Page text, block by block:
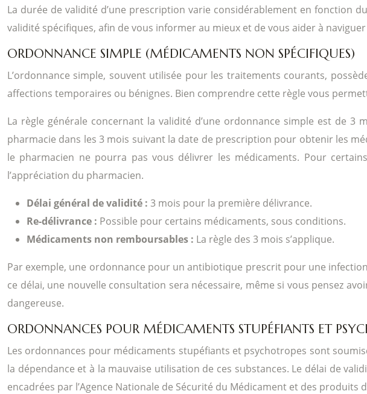
La durée de validité d’une prescription varie considérablement en fonction
validité spécifiques, afin de vous informer au mieux et de vous aider à
ORDONNANCE SIMPLE (MÉDICAMENTS NON SPÉCIFIQUES)
L’ordonnance simple, souvent utilisée pour les traitements courants,
affections temporaires ou bénignes. Bien comprendre cette règle vous
La règle générale concernant la validité d’une ordonnance simple est de
pharmacie dans les 3 mois suivant la date de prescription pour obtenir les
le pharmacien ne pourra pas vous délivrer les médicaments. Pour
l’appréciation du pharmacien.
Délai général de validité : 3 mois pour la première délivrance.
Re-délivrance : Possible pour certains médicaments, sous conditions.
Médicaments non remboursables : La règle des 3 mois s’applique.
Par exemple, une ordonnance pour un antibiotique prescrit pour une
ce délai, une nouvelle consultation sera nécessaire, même si vous pensez
dangereuse.
ORDONNANCES POUR MÉDICAMENTS STUPÉFIANTS ET
Les ordonnances pour médicaments stupéfiants et psychotropes sont
la dépendance et à la mauvaise utilisation de ces substances. Le délai de
encadrées par l’Agence Nationale de Sécurité du Médicament et des produits